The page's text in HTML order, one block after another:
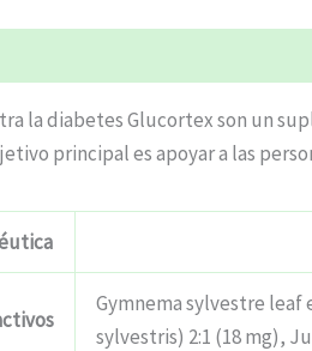
la diabetes Glucortex son un
principal es apoyar a las
Gymnema sylvestre leaf
sylvestris) 2:1 (18 mg),